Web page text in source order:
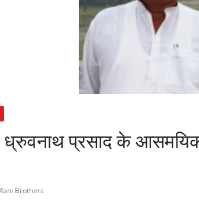
प्रसाद के
Brothers